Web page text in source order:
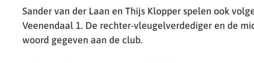
Sander van der Laan en Thijs Klopper spelen ook
Veenendaal 1. De rechter-vleugelverdediger en de
woord gegeven aan de club.